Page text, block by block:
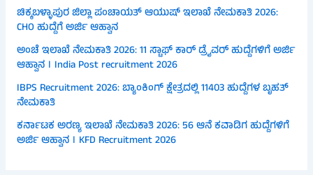
ಚಿಕ್ಕಬಳ್ಳಾಪುರ ಜಿಲ್ಲಾ ಪಂಚಾಯತ್ ಆಯುಷ್ ಇಲಾಖೆ ನೇಮಕಾತಿ 2026:
CHO ಹುದ್ದೆಗೆ ಅರ್ಜಿ ಆಹ್ವಾನ
ಅಂಚೆ ಇಲಾಖೆ ನೇಮಕಾತಿ 2026: 11 ಸ್ಟಾಫ್ ಕಾರ್ ಡ್ರೈವರ್ ಹುದ್ದೆಗಳಿಗೆ ಅರ್ಜಿ
ಆಹ್ವಾನ । India Post recruitment 2026
IBPS Recruitment 2026: ಬ್ಯಾಂಕಿಂಗ್ ಕ್ಷೇತ್ರದಲ್ಲಿ 11403 ಹುದ್ದೆಗಳ ಬೃಹತ್
ನೇಮಕಾತಿ
ಕರ್ನಾಟಕ ಅರಣ್ಯ ಇಲಾಖೆ ನೇಮಕಾತಿ 2026: 56 ಆನೆ ಕವಾಡಿಗ ಹುದ್ದೆಗಳಿಗೆ
ಅರ್ಜಿ ಆಹ್ವಾನ । KFD Recruitment 2026